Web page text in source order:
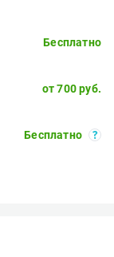
Бесплатно
от 700 руб.
Бесплатно